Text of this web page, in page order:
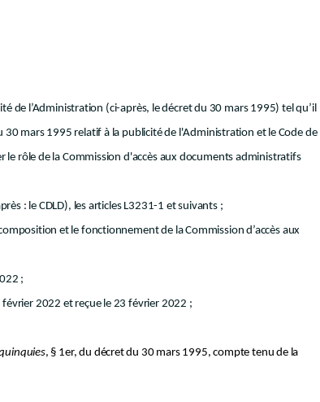
de l’Administration (ci-après, le décret du 30 mars 1995) tel qu’il
mars 1995 relatif à la publicité de l'Administration et le Code de
le rôle de la Commission d'accès aux documents administratifs
: le CDLD), les articles L3231-1 et suivants ;
et le fonctionnement de la Commission d’accès aux
;
2022 et reçue le 23 février 2022 ;
, § 1er, du décret du 30 mars 1995, compte tenu de la